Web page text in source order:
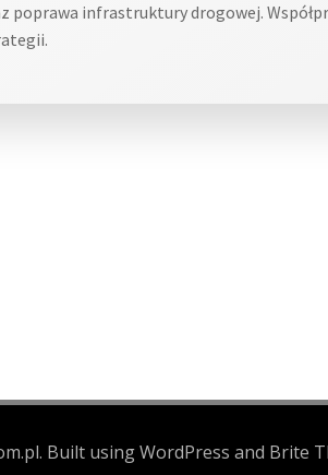
infrastruktury drogowej.